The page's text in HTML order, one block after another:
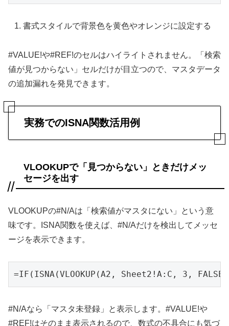
書式スタイルで背景色を黄色やオレンジに設定する
#VALUE!や#REF!のセルはハイライトされません。「検索
値が見つからない」セルだけが目立つので、マスタデータ
の追加漏れを発見できます。
実務でのISNA関数活用例
VLOOKUPで「見つからない」ときだけメッ
セージを出す
VLOOKUPの#N/Aは「検索値がマスタにない」という意
味です。ISNA関数を使えば、#N/Aだけを検出してメッセ
ージを表示できます。
=IF(ISNA(VLOOKUP(A2, Sheet2!A:C, 3,
#N/Aなら「マスタ未登録」と表示します。#VALUE!や
#REF!はそのまま表示されるので、数式の不具合にも気づ